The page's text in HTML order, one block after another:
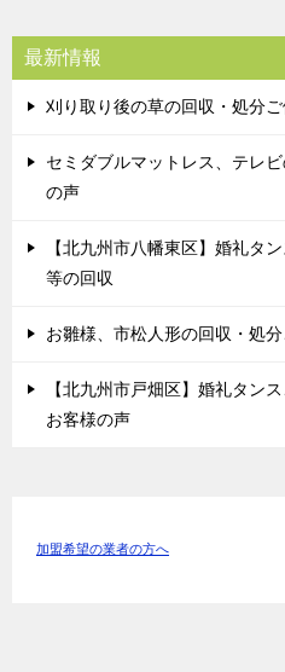
最新情報
刈り取り後の草の回収・処分
セミダブルマットレス、テレ
の声
【北九州市八幡東区】婚礼タ
等の回収
お雛様、市松人形の回収・処
【北九州市戸畑区】婚礼タン
お客様の声
加盟希望の業者の方へ